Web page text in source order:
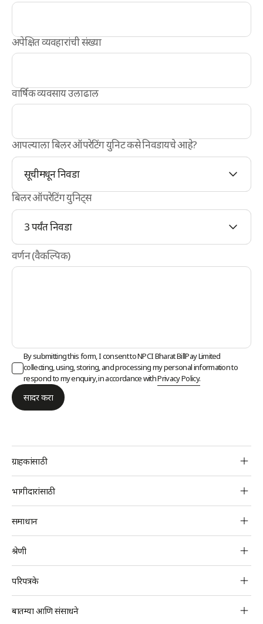
अपेक्षित व्यवहारांची संख्या
वार्षिक व्यवसाय उलाढाल
आपल्याला बिलर ऑपरेटिंग युनिट कसे निवडायचे आहे?
सूचीमधून निवडा
बिलर ऑपरेटिंग युनिट्स
3 पर्यंत निवडा
वर्णन (वैकल्पिक)
By submitting this form, I consent to NPCI Bharat BillPay Limited
collecting, using, storing, and processing my personal information to
respond to my enquiry, in accordance withPrivacy Policy.
सादर करा
Footer
ग्राहकांसाठी
ग्राहक
देय भरण्याचे माध्यम
एजंट लोकेटर
भागीदारांसाठी
बिलर्स
ऑपरेटिंग युनिट्स
समाधान
सर्व समाधान
व्यवसायासाठी भारत कनेक्ट
यू.पी.एम.एस
श्रेणी
सर्व श्रेणी
परिपत्रके
सर्व परिपत्रके
बातम्या आणि संसाधने